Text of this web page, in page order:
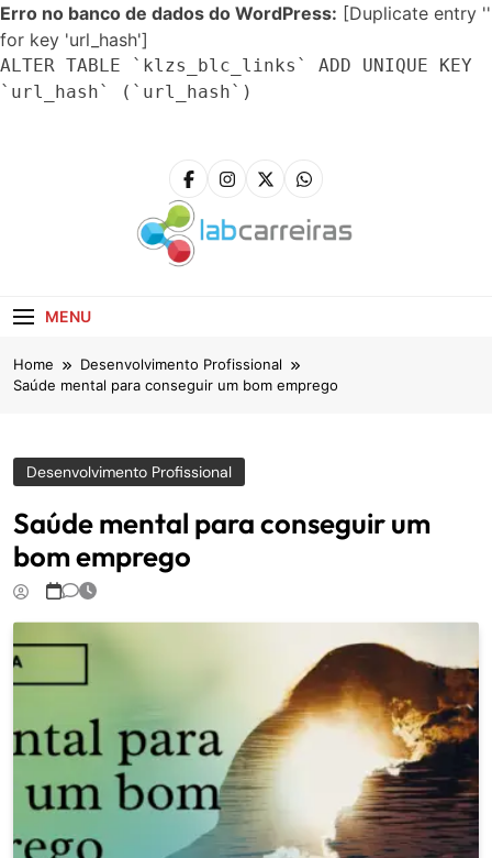
Erro no banco de dados do WordPress: [Duplicate entry ''
for key 'url_hash']
ALTER TABLE `klzs_blc_links` ADD UNIQUE KEY
`url_hash` (`url_hash`)
MENU
Home
Desenvolvimento Profissional
Saúde mental para conseguir um bom emprego
Desenvolvimento Profissional
Saúde mental para conseguir um
bom emprego